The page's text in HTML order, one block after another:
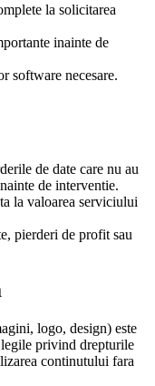
la solicitarea
inainte de
software necesare.
de date care nu au
de interventie.
la valoarea serviciului
pierderi de profit sau
logo, design) este
privind drepturile
continutului fara